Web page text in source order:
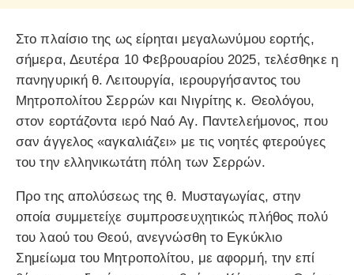
Στο πλαίσιο της ως είρηται μεγαλωνύμου εορτής,
σήμερα, Δευτέρα 10 Φεβρουαρίου 2025, τελέσθηκε η
πανηγυρική θ. Λειτουργία, ιερουργήσαντος του
Μητροπολίτου Σερρών και Νιγρίτης κ. Θεολόγου,
στον εορτάζοντα ιερό Ναό Αγ. Παντελεήμονος, που
σαν άγγελος «αγκαλιάζει» με τις νοητές φτερούγες
του την ελληνικωτάτη πόλη των Σερρών.
Προ της απολύσεως της θ. Μυσταγωγίας, στην
οποία συμμετείχε συμπροσευχητικώς πλήθος πολύ
του λαού του Θεού, ανεγνώσθη το Εγκύκλιο
Σημείωμα του Μητροπολίτου, με αφορμή, την επί